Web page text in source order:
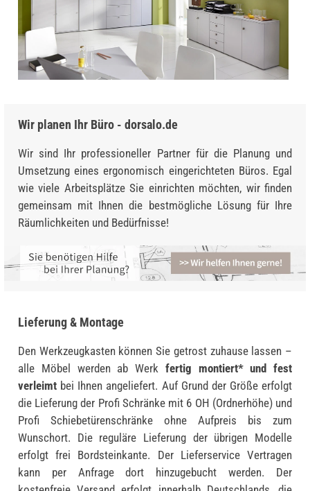
Wir planen Ihr Büro - dorsalo.de
Wir sind Ihr professioneller Partner für die Planung und
Umsetzung eines ergonomisch eingerichteten Büros. Egal
wie viele Arbeitsplätze Sie einrichten möchten, wir finden
gemeinsam mit Ihnen die bestmögliche Lösung für Ihre
Räumlichkeiten und Bedürfnisse!
Lieferung & Montage
Den Werkzeugkasten können Sie getrost zuhause lassen –
alle Möbel werden ab Werk fertig montiert* und fest
verleimt bei Ihnen angeliefert. Auf Grund der Größe erfolgt
die Lieferung der Profi Schränke mit 6 OH (Ordnerhöhe) und
Profi Schiebetürenschränke ohne Aufpreis bis zum
Wunschort. Die reguläre Lieferung der übrigen Modelle
erfolgt frei Bordsteinkante. Der Lieferservice Vertragen
kann per Anfrage dort hinzugebucht werden. Der